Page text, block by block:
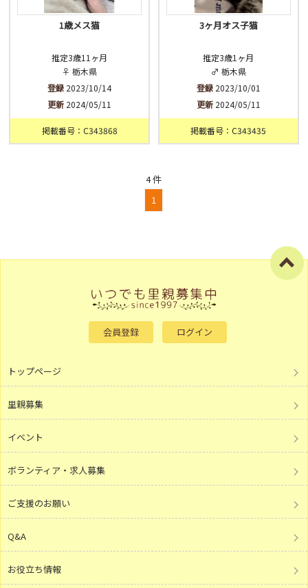
1歳メス猫
推定3歳11ヶ月
♀ 栃木県
登録 2023/10/14
更新 2024/05/11
掲載番号：C343868
3ヶ月オス子猫
推定3歳1ヶ月
♂ 栃木県
登録2023/10/01
更新2024/05/11
掲載番号：C343435
4 件
1
会員登録 ログイン
トップページ
里親募集
イベント
ボランティア・求人募集
ご支援のお願い
Q&A
お役立ち情報